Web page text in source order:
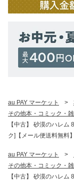
au PAY マーケット >
その他本・コミック・
【中古】 砂漠のハレム
ク]【メール便送料無料】
au PAY マーケット >
その他本・コミック・
【中古】 砂漠のハレム